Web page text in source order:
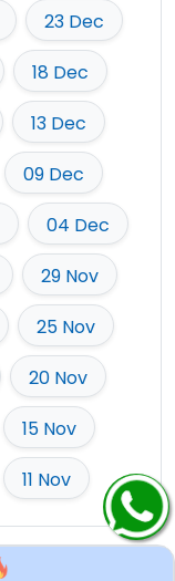
23 Dec
18 Dec
13 Dec
09 Dec
04 Dec
29 Nov
25 Nov
20 Nov
15 Nov
11 Nov